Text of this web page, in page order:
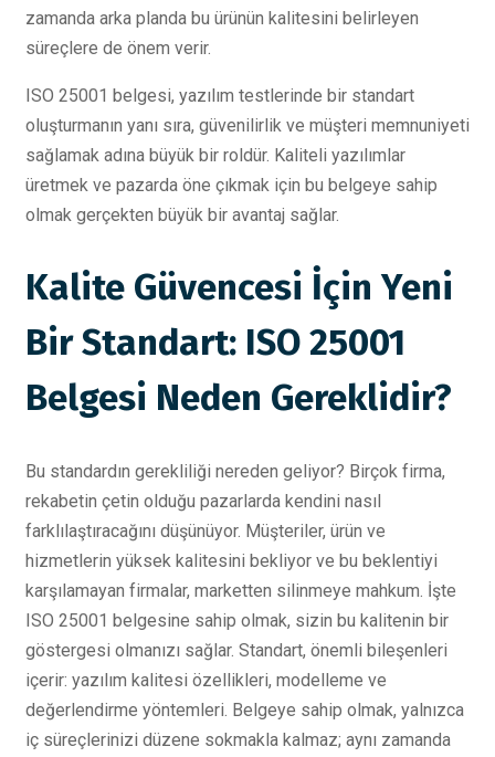
zamanda arka planda bu ürünün kalitesini belirleyen
süreçlere de önem verir.
ISO 25001 belgesi, yazılım testlerinde bir standart
oluşturmanın yanı sıra, güvenilirlik ve müşteri memnuniyeti
sağlamak adına büyük bir roldür. Kaliteli yazılımlar
üretmek ve pazarda öne çıkmak için bu belgeye sahip
olmak gerçekten büyük bir avantaj sağlar.
Kalite Güvencesi İçin Yeni
Bir Standart: ISO 25001
Belgesi Neden Gereklidir?
Bu standardın gerekliliği nereden geliyor? Birçok firma,
rekabetin çetin olduğu pazarlarda kendini nasıl
farklılaştıracağını düşünüyor. Müşteriler, ürün ve
hizmetlerin yüksek kalitesini bekliyor ve bu beklentiyi
karşılamayan firmalar, marketten silinmeye mahkum. İşte
ISO 25001 belgesine sahip olmak, sizin bu kalitenin bir
göstergesi olmanızı sağlar. Standart, önemli bileşenleri
içerir: yazılım kalitesi özellikleri, modelleme ve
değerlendirme yöntemleri. Belgeye sahip olmak, yalnızca
iç süreçlerinizi düzene sokmakla kalmaz; aynı zamanda